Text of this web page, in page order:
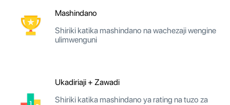
Mashindano
Shiriki katika mashindano na wachezaji wengine
ulimwenguni
Ukadiriaji + Zawadi
Shiriki katika mashindano ya rating na tuzo za